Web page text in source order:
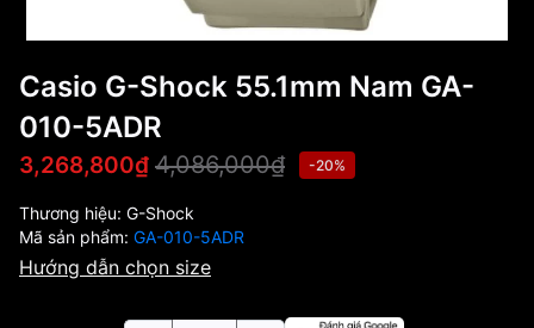
Casio G-Shock 55.1mm Nam GA-
010-5ADR
3,268,800₫ 4,086,000₫ -20%
Thương hiệu: G-Shock
Mã sản phẩm: GA-010-5ADR
Hướng dẫn chọn size